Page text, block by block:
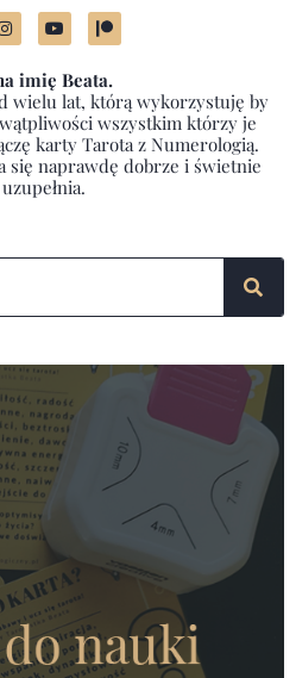
imię Beata.
wielu lat, którą wykorzystuję by
wszystkim którzy je
karty Tarota z Numerologią.
się naprawdę dobrze i świetnie